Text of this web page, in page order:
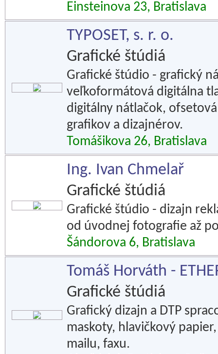
Einsteinova 23, Bratislava
TYPOSET, s. r. o.
Grafické štúdiá
Grafické štúdio - grafický
veľkoformátová digitálna
digitálny nátlačok,
grafikov a dizajnérov.
Tomášikova 26, Bratislava
Ing. Ivan Chmelař
Grafické štúdiá
Grafické štúdio - dizajn
od úvodnej fotografie až
Šándorova 6, Bratislava
Tomáš Horváth -
Grafické štúdiá
Grafický dizajn a DTP
maskoty, hlavičkový
mailu, faxu.